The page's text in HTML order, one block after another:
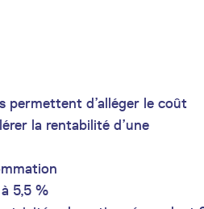
permettent d’alléger le coût
la rentabilité d’une
5,5 %